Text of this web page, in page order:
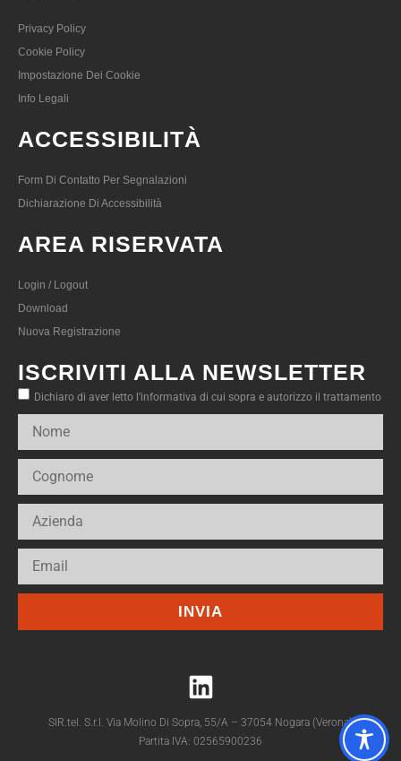
Privacy Policy
Cookie Policy
Impostazione Dei Cookie
Info Legali
ACCESSIBILITÀ
Form Di Contatto Per Segnalazioni
Dichiarazione Di Accessibilità
AREA RISERVATA
Login / Logout
Download
Nuova Registrazione
ISCRIVITI ALLA NEWSLETTER
Dichiaro di aver letto l’informativa di cui sopra e autorizzo il trattamento
INVIA
SIR.tel. S.r.l. Via Molino Di Sopra, 55/A – 37054 Nogara (Verona)
Partita IVA: 02565900236